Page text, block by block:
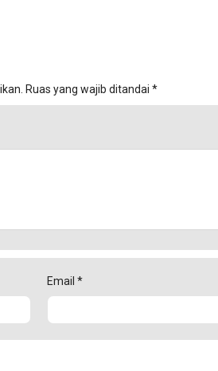
Ruas yang wajib ditandai *
Email *